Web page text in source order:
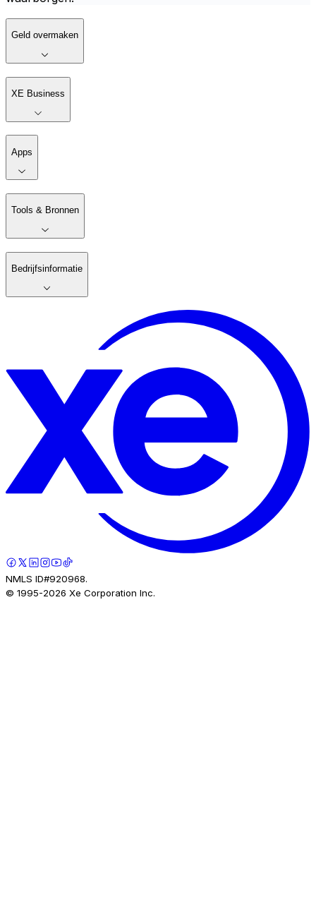
Geld overmaken
XE Business
Apps
Tools & Bronnen
Bedrijfsinformatie
NMLS ID#920968.
© 1995-2026 Xe Corporation Inc.